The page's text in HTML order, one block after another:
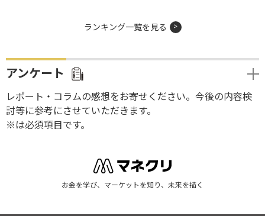
ランキング一覧を見る
アンケート
レポート・コラムの感想をお寄せください。今後の内容検
討等に参考にさせていただきます。
※は必須項目です。
お金を学び、マーケットを知り、未来を描く